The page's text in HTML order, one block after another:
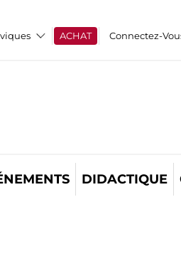
ACHAT Connectez-
DIDACTIQUE